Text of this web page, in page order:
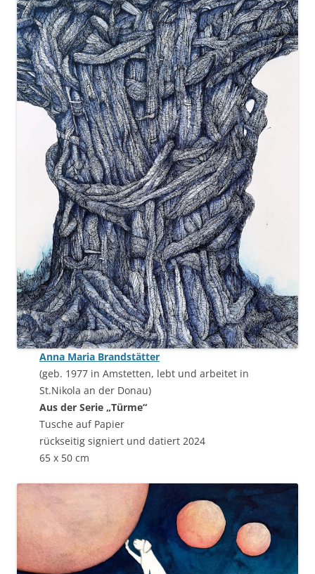
Anna Maria Brandstätter
(geb. 1977 in Amstetten, lebt und arbeitet in
St.Nikola an der Donau)
Aus der Serie „Türme“
Tusche auf Papier
rückseitig signiert und datiert 2024
65 x 50 cm